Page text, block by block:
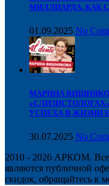
МИЛЛИАРДА, КАК
01.09.2025 No
МАРИНА
УСПЕХА В ЖИЗНИ
30.07.2025 No
2010 - 2026 АРКОМ.
являются публичной
скидок, обращайтесь к